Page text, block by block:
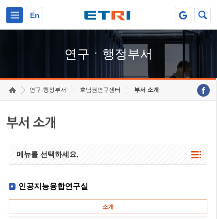
En
연구ㆍ행정부서
연구·행정부서 호남권연구센터 부서 소개
부서 소개
메뉴를 선택하세요.
인공지능융합연구실
소개